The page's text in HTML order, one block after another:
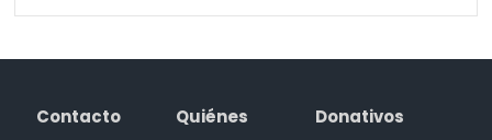
Contacto
Quiénes
Donativos